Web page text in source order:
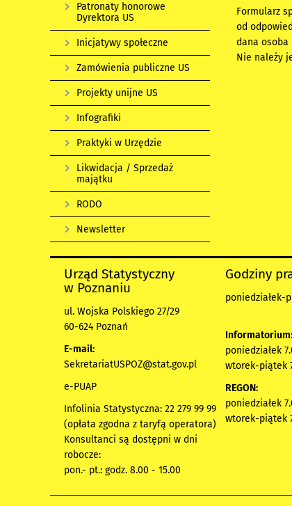
Formularz
od
dana osoba
Nie należy
Patronaty honorowe
Dyrektora US
Inicjatywy społeczne
Zamówienia publiczne US
Projekty unijne US
Infografiki
Praktyki w Urzędzie
Likwidacja / Sprzedaż
majątku
RODO
Newsletter
Urząd Statystyczny
w Poznaniu
ul. Wojska Polskiego 27/29
60-624 Poznań
E-mail:
SekretariatUSPOZ@stat.gov.pl
e-PUAP
Infolinia Statystyczna: 22 279 99 99
(opłata zgodna z taryfą operatora)
Konsultanci są dostępni w dni
robocze:
pon.- pt.: godz. 8.00 - 15.00
Godziny
poniedziałek-
Informatorium:
poniedziałek
wtorek-piątek
REGON:
poniedziałek
wtorek-piątek